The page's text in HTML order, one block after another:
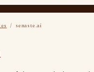
/ senaste.ai